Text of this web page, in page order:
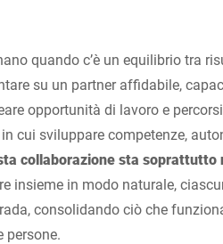
quando c’è un equilibrio tra
su un partner affidabile,
opportunità di lavoro e
cui sviluppare competenze,
collaborazione sta soprattutto
insieme in modo naturale,
consolidando ciò che
persone.